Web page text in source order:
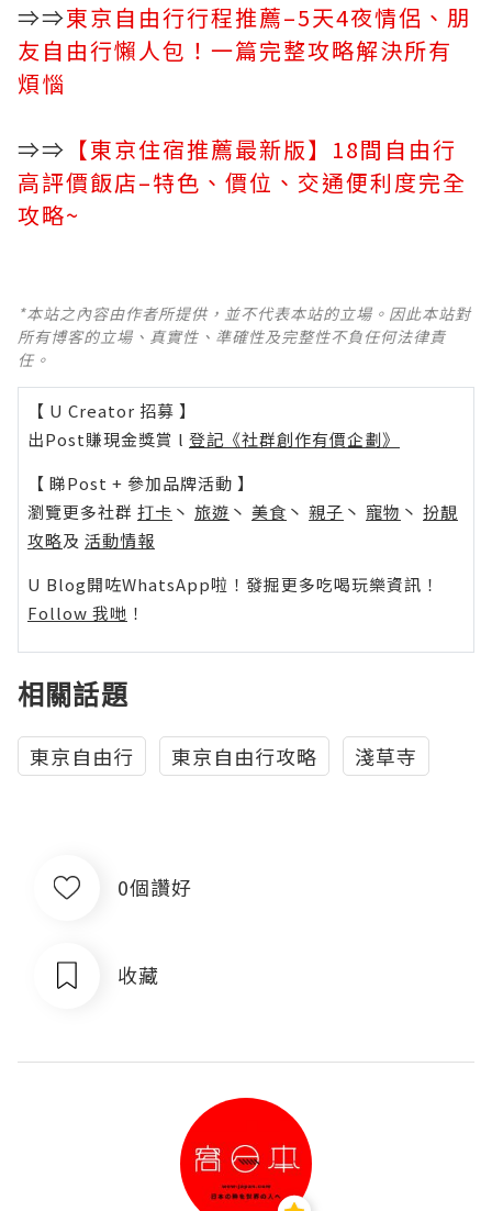
⇒⇒東京自由行行程推薦–5天4夜情侶、朋
友自由行懶人包！一篇完整攻略解決所有
煩惱
⇒⇒ 【東京住宿推薦最新版】18間自由行
高評價飯店–特色、價位、交通便利度完全
攻略~
*本站之內容由作者所提供，並不代表本站的立場。因此本站對
所有博客的立場、真實性、準確性及完整性不負任何法律責
任。
【 U Creator 招募 】
出Post賺現金獎賞 l 登記《社群創作有價企劃》
【 睇Post + 參加品牌活動 】
瀏覽更多社群 打卡 丶 旅遊 丶 美食 丶 親子 丶 寵物 丶 扮靚
攻略及 活動情報
U Blog開咗WhatsApp啦！發掘更多吃喝玩樂資訊！
Follow 我哋 ！
相關話題
東京自由行 東京自由行攻略 淺草寺
0個讚好
收藏